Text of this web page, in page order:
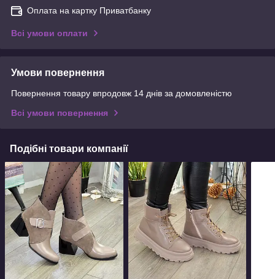
Оплата на картку Приватбанку
Всі умови оплати
Умови повернення
Повернення товару впродовж 14 днів за домовленістю
Всі умови повернення
Подібні товари компанії